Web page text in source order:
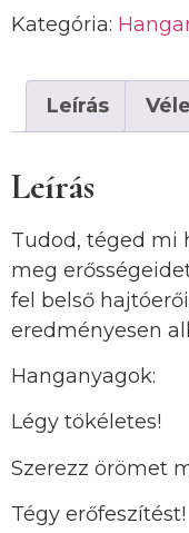
Kategória:
Leírás
Leírás
Tudod, téged mi
meg
fel belső
eredményesen
Hanganyagok:
Légy tökéletes!
Szerezz örömet
Tégy erőfeszítést!